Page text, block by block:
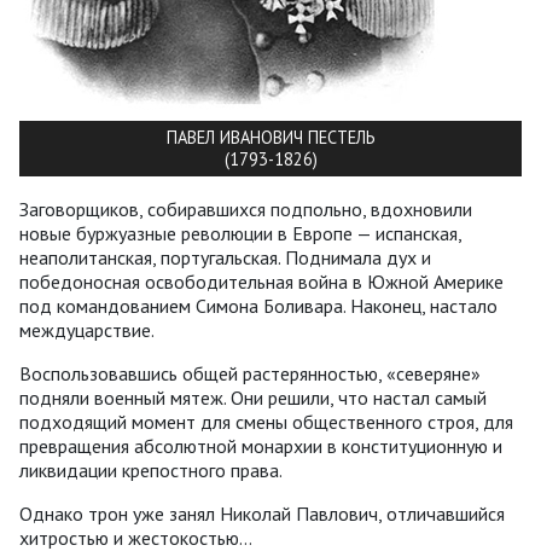
ПАВЕЛ ИВАНОВИЧ ПЕСТЕЛЬ
(1793-1826)
Заговорщиков, собиравшихся подпольно, вдохновили
новые буржуазные революции в Европе — испанская,
неаполитанская, португальская. Поднимала дух и
победоносная освободительная война в Южной Америке
под командованием Симона Боливара. Наконец, настало
междуцарствие.
Воспользовавшись общей растерянностью, «северяне»
подняли военный мятеж. Они решили, что настал самый
подходящий момент для смены общественного строя, для
превращения абсолютной монархии в конституционную и
ликвидации крепостного права.
Однако трон уже занял Николай Павлович, отличавшийся
хитростью и жестокостью…